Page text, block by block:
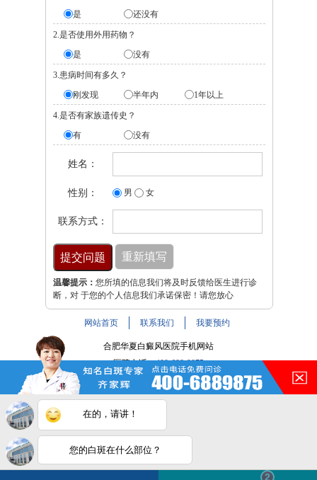
是
还没有
2.是否使用外用药物？
是
没有
3.患病时间有多久？
刚发现
半年内 1年以上
4.是否有家族遗传史？
有
没有
姓名：
性别： 男 女
联系方式：
温馨提示： 您所填的信息我们将及时反馈给医生进行诊
断，对 于您的个人信息我们承诺保密！请您放心
网站首页 联系我们 我要预约
合肥华夏白癜风医院手机网站
医院电话：400-688-9875
医院地址：合肥市铜陵路与裕溪路交叉路口
注：本网站信息仅供参考，不能作为诊断及医疗依据，服用
药物或进行治疗时请遵医嘱。如有转载或引用文章涉及版权
问题，请与我们联系。
皖ICP备16014022号-9
在的，请讲！
您的白斑在什么部位？
2
白斑在线问医生